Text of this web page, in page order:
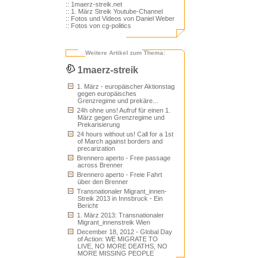
:: 1maerz-streik.net
:: 1. März Streik Youtube-Channel
:: Fotos und Videos von Daniel Weber
:: Fotos von cg-politics
Weitere Artikel zum Thema:
1maerz-streik
1. März - europäischer Aktionstag
gegen europäisches
Grenzregime und prekäre...
24h ohne uns! Aufruf für einen 1.
März gegen Grenzregime und
Prekarisierung
24 hours without us! Call for a 1st
of March against borders and
precarization
Brennero aperto - Free passage
across Brenner
Brennero aperto - Freie Fahrt
über den Brenner
Transnationaler Migrant_innen-
Streik 2013 in Innsbruck - Ein
Bericht
1. März 2013: Transnationaler
Migrant_innenstreik Wien
December 18, 2012 - Global Day
of Action: WE MIGRATE TO
LIVE, NO MORE DEATHS, NO
MORE MISSING PEOPLE